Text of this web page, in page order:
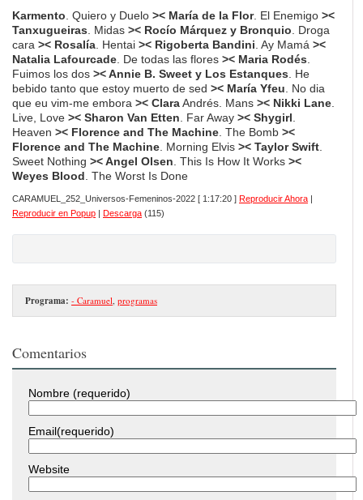
Karmento . Quiero y Duelo >< María de la Flor. El Enemigo ><
Tanxugueiras . Midas >< Rocío Márquez y Bronquio . Droga
cara >< Rosalía . Hentai >< Rigoberta Bandini . Ay Mamá ><
Natalia Lafourcade . De todas las flores >< Maria Rodés
Fuimos los dos >< Annie B. Sweet y Los Estanques . He
bebido tanto que estoy muerto de sed >< María Yfeu . No dia
que eu vim-me embora >< ClaraAndrés. Mans >< Nikki Lane
Live, Love >< Sharon Van Etten . Far Away >< Shygirl
Heaven >< Florence and The Machine . The Bomb ><
Florence and The Machine . Morning Elvis >< Taylor Swift
Sweet Nothing >< Angel Olsen . This Is How It Works ><
Weyes Blood . The Worst Is Done
CARAMUEL_252_Universos-Femeninos-2022 [ 1:17:20 ] Reproducir Ahora |
Reproducir en Popup | Descarga (115)
Programa: - Caramuel, programas
Comentarios
Nombre (requerido)
Email(requerido)
Website